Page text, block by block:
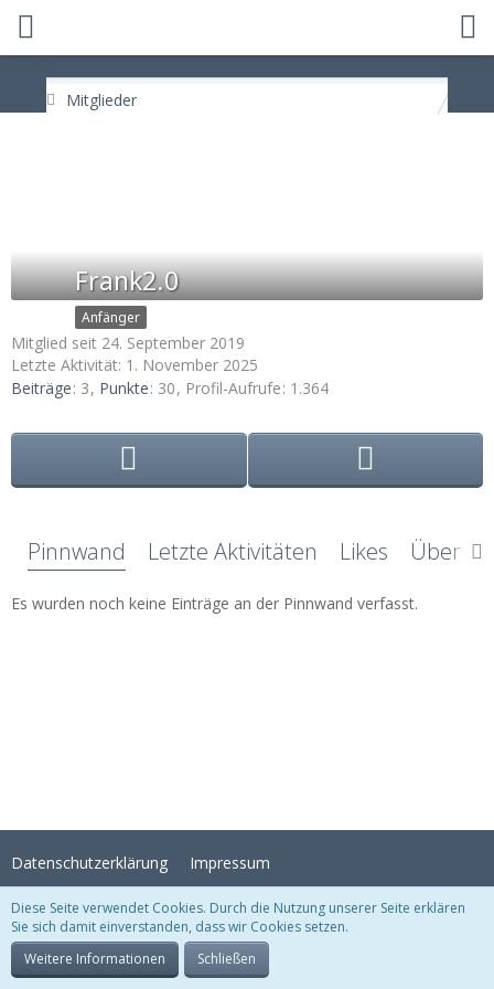
Mitglieder
Frank2.0
Anfänger
Mitglied seit 24. September 2019
Letzte Aktivität: 1. November 2025
Beiträge 3 Punkte 30 Profil-Aufrufe 1.364
Pinnwand Letzte Aktivitäten Likes Über
Es wurden noch keine Einträge an der Pinnwand verfasst.
Datenschutzerklärung Impressum
Stil:Crystal Temptation , erstellt vonKittMedia
Community-Software:
Diese Seite verwendet Cookies. Durch die Nutzung unserer Seite erklären
Sie sich damit einverstanden, dass wir Cookies setzen.
Weitere Informationen
Schließen